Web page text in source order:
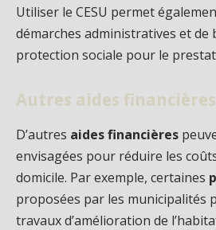
Utiliser le CESU permet
démarches administratives et de
protection sociale pour le
Autres aides
D’autres aides financières
envisagées pour réduire les
domicile. Par exemple, certaines
proposées par les municipalités
travaux d’amélioration de